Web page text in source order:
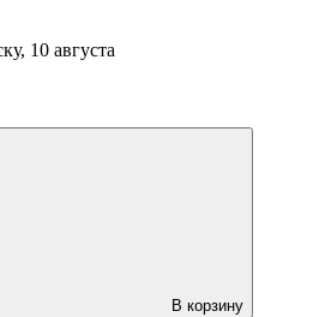
10 августа
В корзину